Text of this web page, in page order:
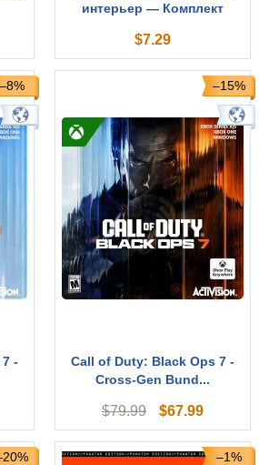
интерьер — Комплект
$7.29
–8%
-
–15%
Call of Duty: Black Ops 7 -
Cross-Gen Bund...
$79.99 $67.99
–1%